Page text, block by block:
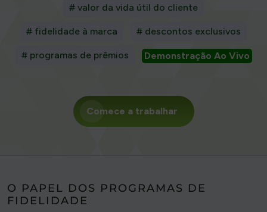
# valor da vida útil do cliente
# fidelidade à marca # descontos exclusivos
# programas de prêmios Demonstração Ao Vivo
Comece a trabalhar
O PAPEL DOS PROGRAMAS DE
FIDELIDADE